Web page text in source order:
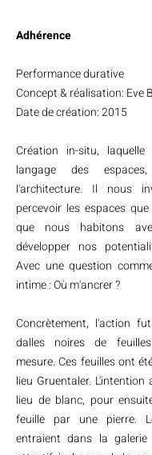
Adhérence
Performance durative
Concept & réalisation: Eve
Date de création: 2015
Création in-situ,
langage des
l'architecture. Il nous
percevoir les espaces
que nous habitons
développer nos
Avec une question
intime : Où m'ancrer ?
Concrètement, l'action
dalles noires de
mesure. Ces feuilles ont
lieu Gruentaler.
lieu de blanc, pour
feuille par une pierre.
entraient dans la galerie